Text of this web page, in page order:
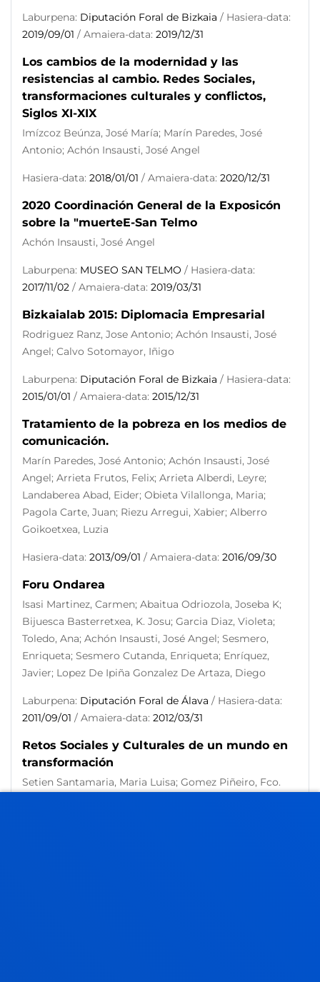
Laburpena: Diputación Foral de Bizkaia / Hasiera-data:
2019/09/01 / Amaiera-data: 2019/12/31
Los cambios de la modernidad y las
resistencias al cambio. Redes Sociales,
transformaciones culturales y conflictos,
Siglos XI-XIX
Imízcoz Beúnza, José María; Marín Paredes, José
Antonio; Achón Insausti, José Angel
Hasiera-data: 2018/01/01 / Amaiera-data: 2020/12/31
2020 Coordinación General de la Exposicón
sobre la "muerteE-San Telmo
Achón Insausti, José Angel
Laburpena: MUSEO SAN TELMO / Hasiera-data:
2017/11/02 / Amaiera-data: 2019/03/31
Bizkaialab 2015: Diplomacia Empresarial
Rodriguez Ranz, Jose Antonio; Achón Insausti, José
Angel; Calvo Sotomayor, Iñigo
Laburpena: Diputación Foral de Bizkaia / Hasiera-data:
2015/01/01 / Amaiera-data: 2015/12/31
Tratamiento de la pobreza en los medios de
comunicación.
Marín Paredes, José Antonio; Achón Insausti, José
Angel; Arrieta Frutos, Felix; Arrieta Alberdi, Leyre;
Landaberea Abad, Eider; Obieta Vilallonga, Maria;
Pagola Carte, Juan; Riezu Arregui, Xabier; Alberro
Goikoetxea, Luzia
Hasiera-data: 2013/09/01 / Amaiera-data: 2016/09/30
Foru Ondarea
Isasi Martinez, Carmen; Abaitua Odriozola, Joseba K;
Bijuesca Basterretxea, K. Josu; Garcia Diaz, Violeta;
Toledo, Ana; Achón Insausti, José Angel; Sesmero,
Enriqueta; Sesmero Cutanda, Enriqueta; Enríquez,
Javier; Lopez De Ipiña Gonzalez De Artaza, Diego
Laburpena: Diputación Foral de Álava / Hasiera-data:
2011/09/01 / Amaiera-data: 2012/03/31
Retos Sociales y Culturales de un mundo en
transformación
Setien Santamaria, Maria Luisa; Gomez Piñeiro, Fco.